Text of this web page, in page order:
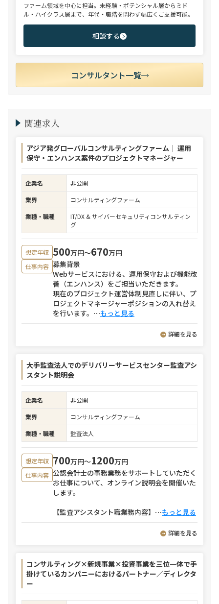
ファーム領域を中心に担当。未経験・ポテンシャル層からミド
ル・ハイクラス層まで、年代・職階を問わず幅広くご支援可能。
相談する
コンサルタント一覧
関連求人
アジア発グローバルコンサルティングファーム｜ 運用
保守・エンハンス案件のプロジェクトマネージャー
企業名
非公開
業界
コンサルティングファーム
業種・職種
IT/DX & サイバーセキュリティコンサルティン
グ
想定年収 500万円〜670万円
仕事内容 募集背景
Webサービスにおける、運用保守および機能改
善（エンハンス）をご担当いただきます。
現在のプロジェクト運営体制見直しに伴い、プ
ロジェクトマネージャーポジションの入れ替え
を行います。 ⋯もっと見る
詳細を見る
大手監査法人でのデリバリーサービスセンター監査アシ
スタント説明会
企業名
非公開
業界
コンサルティングファーム
業種・職種
監査法人
想定年収 700万円〜1200万円
仕事内容 公認会計士の事務業務をサポートしていただく
お仕事について、オンライン説明会を開催いた
します。
【監査アシスタント職業務内容】 ⋯もっと見る
詳細を見る
コンサルティング×新規事業×投資事業を三位一体で手
掛けているカンパニーにおけるパートナー／ディレクタ
ー